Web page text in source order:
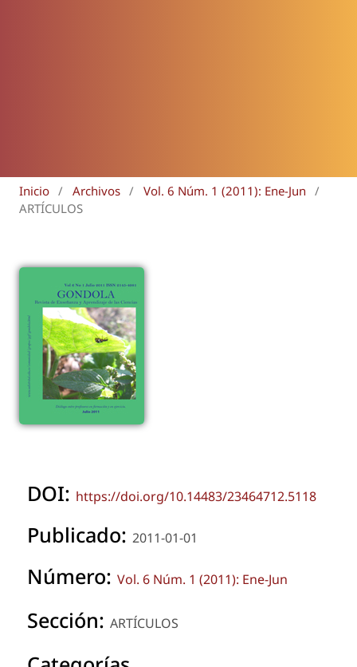
Inicio / Archivos / Vol. 6 Núm. 1 (2011): Ene-Jun
/
ARTÍCULOS
DOI: https://doi.org/10.14483/23464712.5118
Publicado: 2011-01-01
Número: Vol. 6 Núm. 1 (2011): Ene-Jun
Sección: ARTÍCULOS